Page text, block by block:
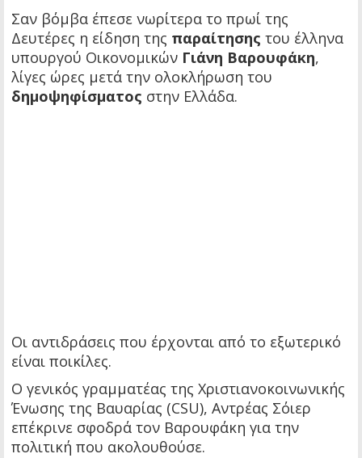
Σαν βόμβα έπεσε νωρίτερα το πρωί της
Δευτέρες η είδηση της παραίτησης του έλληνα
υπουργού Οικονομικών Γιάνη Βαρουφάκη,
λίγες ώρες μετά την ολοκλήρωση του
δημοψηφίσματος στην Ελλάδα.
Οι αντιδράσεις που έρχονται από το εξωτερικό
είναι ποικίλες.
Ο γενικός γραμματέας της Χριστιανοκοινωνικής
Ένωσης της Βαυαρίας (CSU), Αντρέας Σόιερ
επέκρινε σφοδρά τον Βαρουφάκη για την
πολιτική που ακολουθούσε.